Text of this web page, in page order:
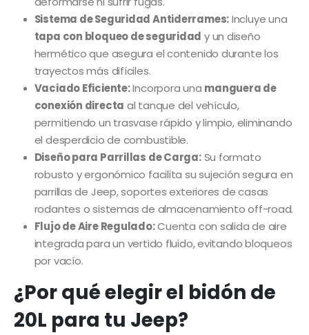
Sistema de Seguridad Antiderrames:Incluye una
tapa con bloqueo de seguridad y un diseño
hermético que asegura el contenido durante los
trayectos más difíciles.
Vaciado Eficiente:Incorpora una manguera de
conexión directa al tanque del vehículo,
permitiendo un trasvase rápido y limpio, eliminando
el desperdicio de combustible.
Diseño para Parrillas de Carga:Su formato
robusto y ergonómico facilita su sujeción segura en
parrillas de Jeep, soportes exteriores de casas
rodantes o sistemas de almacenamiento off-road.
Flujo de Aire Regulado:Cuenta con salida de aire
integrada para un vertido fluido, evitando bloqueos
por vacío.
¿Por qué elegir el bidón de
20L para tu Jeep?